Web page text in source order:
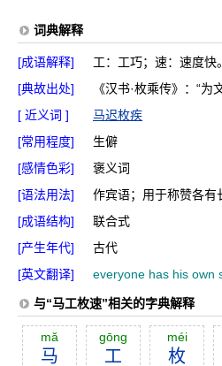
词典解释
[成语解释]
工：工巧；速：速度
[典故出处]
《汉书·枚乘传》：“
[ 近义词 ]
马迟枚疾
[常用程度]
生僻
[感情色彩]
褒义词
[语法用法]
作宾语；用于称赞各有
[成语结构]
联合式
[产生年代]
古代
[英文翻译]
everyone has his own
与“马工枚速”相关的字典解释
mă
马
gōng
工
méi
枚